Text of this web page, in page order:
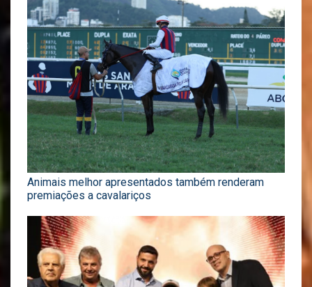
Animais melhor apresentados também renderam
premiações a cavalariços